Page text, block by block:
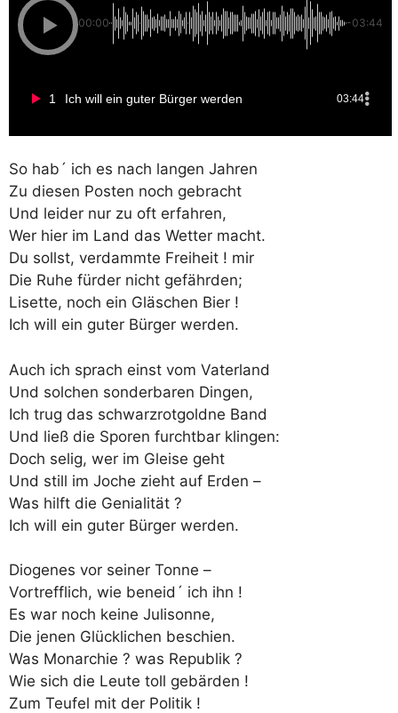
00:00 -03:44
1 Ich will ein guter Bürger werden 03:44
So hab´ ich es nach langen Jahren
Zu diesen Posten noch gebracht
Und leider nur zu oft erfahren,
Wer hier im Land das Wetter macht.
Du sollst, verdammte Freiheit ! mir
Die Ruhe fürder nicht gefährden;
Lisette, noch ein Gläschen Bier !
Ich will ein guter Bürger werden.
Auch ich sprach einst vom Vaterland
Und solchen sonderbaren Dingen,
Ich trug das schwarzrotgoldne Band
Und ließ die Sporen furchtbar klingen:
Doch selig, wer im Gleise geht
Und still im Joche zieht auf Erden –
Was hilft die Genialität ?
Ich will ein guter Bürger werden.
Diogenes vor seiner Tonne –
Vortrefflich, wie beneid´ ich ihn !
Es war noch keine Julisonne,
Die jenen Glücklichen beschien.
Was Monarchie ? was Republik ?
Wie sich die Leute toll gebärden !
Zum Teufel mit der Politik !